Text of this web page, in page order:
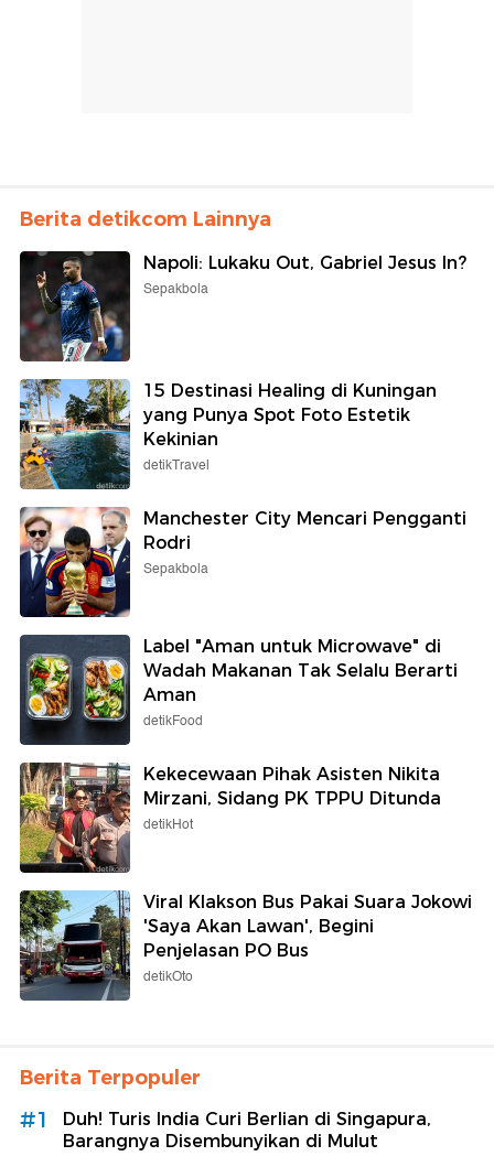
Berita detikcom Lainnya
Napoli: Lukaku Out, Gabriel Jesus In?
Sepakbola
15 Destinasi Healing di Kuningan
yang Punya Spot Foto Estetik
Kekinian
detikTravel
Manchester City Mencari Pengganti
Rodri
Sepakbola
Label "Aman untuk Microwave" di
Wadah Makanan Tak Selalu Berarti
Aman
detikFood
Kekecewaan Pihak Asisten Nikita
Mirzani, Sidang PK TPPU Ditunda
detikHot
Viral Klakson Bus Pakai Suara Jokowi
'Saya Akan Lawan', Begini
Penjelasan PO Bus
detikOto
Berita Terpopuler
#1
Duh! Turis India Curi Berlian di Singapura,
Barangnya Disembunyikan di Mulut